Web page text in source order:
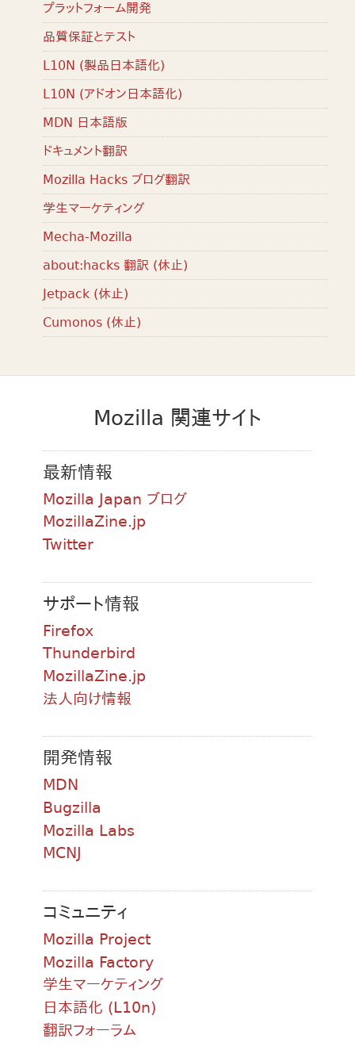
プラットフォーム開発
品質保証とテスト
L10N (製品日本語化)
L10N (アドオン日本語化)
MDN 日本語版
ドキュメント翻訳
Mozilla Hacks ブログ翻訳
学生マーケティング
Mecha-Mozilla
about:hacks 翻訳 (休止)
Jetpack (休止)
Cumonos (休止)
Mozilla 関連サイト
最新情報
Mozilla Japan ブログ
MozillaZine.jp
Twitter
サポート情報
Firefox
Thunderbird
MozillaZine.jp
法人向け情報
開発情報
MDN
Bugzilla
Mozilla Labs
MCNJ
コミュニティ
Mozilla Project
Mozilla Factory
学生マーケティング
日本語化 (L10n)
翻訳フォーラム